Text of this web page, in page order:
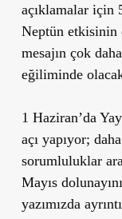
açıklamalar için
Neptün etkisinin
mesajın çok
eğiliminde
1 Haziran’da
açı yapıyor;
sorumluluklar
Mayıs
yazımızda